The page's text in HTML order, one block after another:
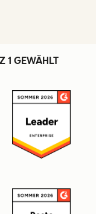
1 GEWÄHLT